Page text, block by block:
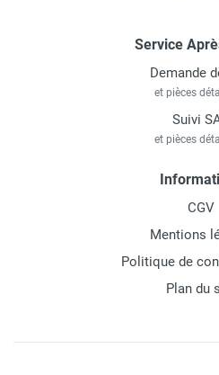
Service
Demande
et pièces
Suivi
et pièces
CGV
Mentions
Politique de
Plan du